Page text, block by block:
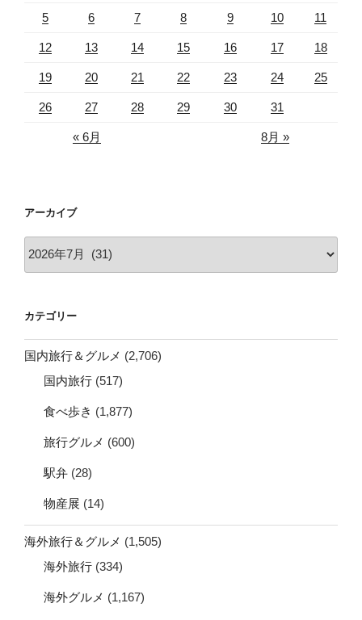
5 6 7 8 9 10 11
12 13 14 15 16 17 18
19 20 21 22 23 24 25
26 27 28 29 30 31
« 6月 8月 »
アーカイブ
ブ
カテゴリー
国内旅行＆グルメ (2,706)
国内旅行 (517)
食べ歩き (1,877)
旅行グルメ (600)
駅弁 (28)
物産展 (14)
海外旅行＆グルメ (1,505)
海外旅行 (334)
海外グルメ (1,167)